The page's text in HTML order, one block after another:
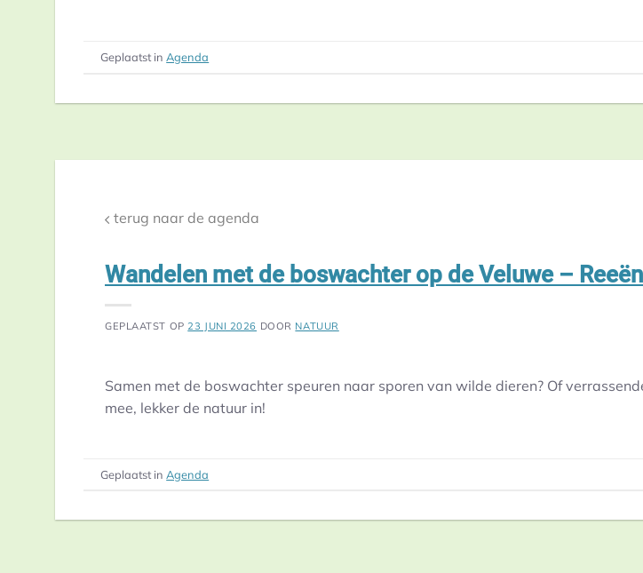
Geplaatst inAgenda
terug naar de agenda
Wandelen met de boswachter op de Veluwe –
GEPLAATST OP 23 JUNI 2026 DOOR NATUUR
Samen met de boswachter speuren naar sporen van wilde dieren? Of
mee, lekker de natuur in!
Geplaatst inAgenda